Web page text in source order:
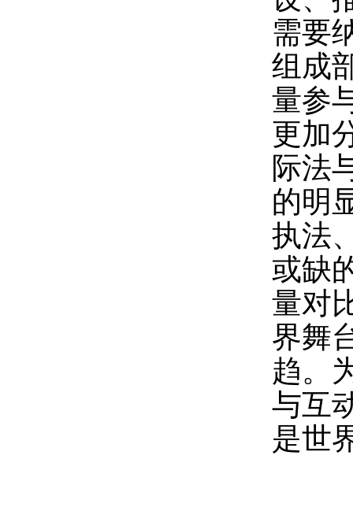
需要
组成
量参
更加
际法
的明
执法
或缺
量对
界舞
趋。
与互
是世